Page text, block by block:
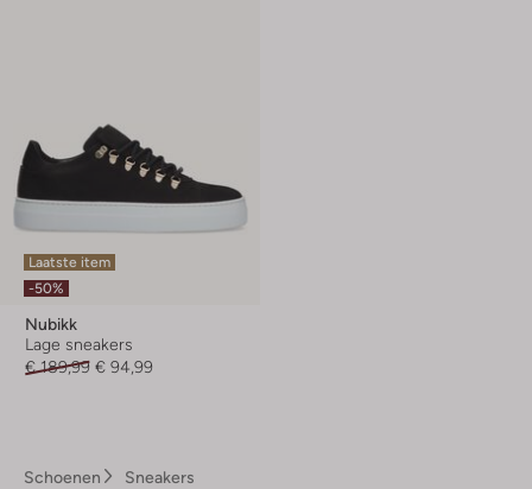
Laatste item
-50%
Nubikk
Lage sneakers
€ 189,99 € 94,99
Schoenen Sneakers